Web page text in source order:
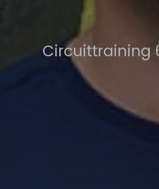
Circuittraining